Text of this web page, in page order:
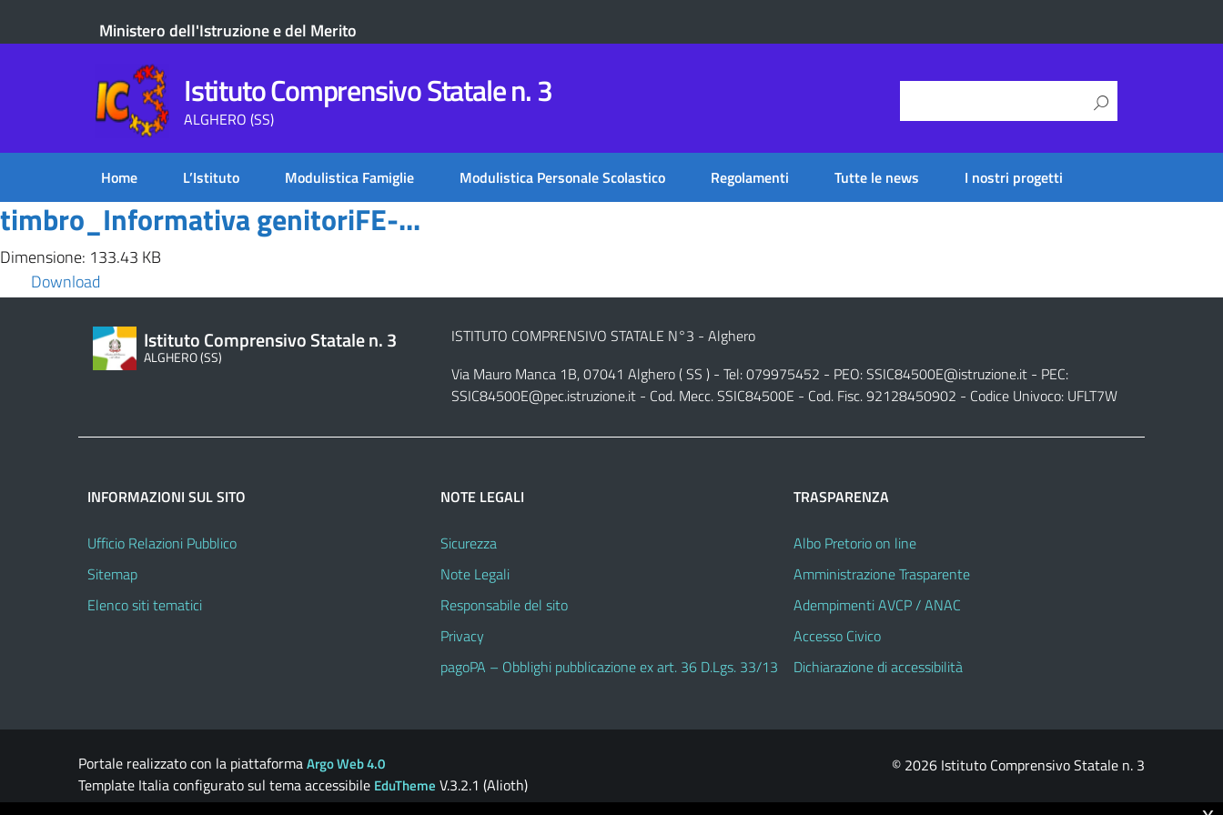
Ministero dell'Istruzione e del Merito
Istituto Comprensivo Statale n. 3
ALGHERO (SS)
Home L’Istituto Modulistica Famiglie Modulistica Personale Scolastico Regolamenti Tutte le news I nostri progetti
timbro_Informativa genitoriFE-...
Dimensione: 133.43 KB
Download
Istituto Comprensivo Statale n. 3
ALGHERO (SS)
ISTITUTO COMPRENSIVO STATALE N°3 - Alghero
Via Mauro Manca 1B, 07041 Alghero ( SS ) - Tel: 079975452 - PEO:SSIC84500E@istruzione.it- PEC:
SSIC84500E@pec.istruzione.it- Cod. Mecc. SSIC84500E - Cod. Fisc. 92128450902 - Codice Univoco: UFLT7W
INFORMAZIONI SUL SITO
Ufficio Relazioni Pubblico
Sitemap
Elenco siti tematici
NOTE LEGALI
Sicurezza
Note Legali
Responsabile del sito
Privacy
pagoPA – Obblighi pubblicazione ex art. 36 D.Lgs. 33/13
TRASPARENZA
Albo Pretorio on line
Amministrazione Trasparente
Adempimenti AVCP / ANAC
Accesso Civico
Dichiarazione di accessibilità
Portale realizzato con la piattaformaArgo Web 4.0
Template Italia configurato sul tema accessibile EduTheme V.3.2.1 (Alioth)
© 2026 Istituto Comprensivo Statale n. 3